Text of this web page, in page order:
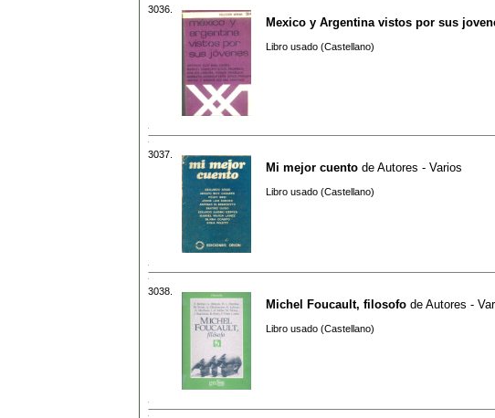
3036.
Mexico y Argentina vistos por sus
Libro usado (Castellano)
3037.
Mi mejor cuento de Autores - Varios
Libro usado (Castellano)
3038.
Michel Foucault, filosofo de Autores -
Libro usado (Castellano)